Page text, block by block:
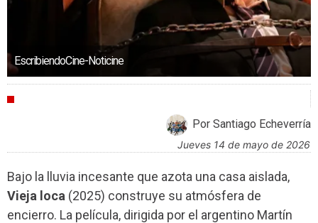
EscribiendoCine-Noticine
Por Santiago Echeverría
jueves 14 de mayo de 2026
Bajo la lluvia incesante que azota una casa aislada,
Vieja loca (2025) construye su atmósfera de
encierro. La película, dirigida por el argentino Martín